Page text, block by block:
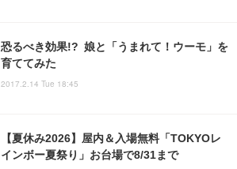
恐るべき効果!? 娘と「うまれて！ウーモ」を
育ててみた
2017.2.14 Tue 18:45
【夏休み2026】屋内＆入場無料「TOKYOレ
インボー夏祭り」お台場で8/31まで